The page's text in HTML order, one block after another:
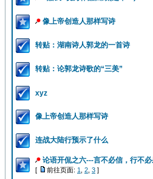
像上帝创造人那样写诗
转贴：湖南诗人郭龙的一首诗
转贴：论郭龙诗歌的“三美”
xyz
像上帝创造人那样写诗
连战大陆行预示了什么
论语开侃之六---言不必信，行不
[ 前往页面: 1 2 3 ]